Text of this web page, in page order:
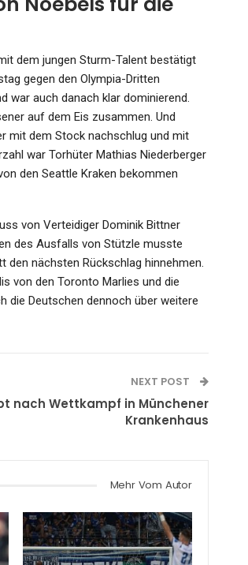
dem jungen Sturm-Talent bestätigt
gegen den Olympia-Dritten
war auch danach klar dominierend.
auf dem Eis zusammen. Und
mit dem Stock nachschlug und mit
war Torhüter Mathias Niederberger
den Seattle Kraken bekommen
von Verteidiger Dominik Bittner
des Ausfalls von Stützle musste
nächsten Rückschlag hinnehmen.
von den Toronto Marlies und die
die Deutschen dennoch über weitere
NEXT POST
nach Wettkampf in Münchener
Krankenhaus
Mehr Vom Autor